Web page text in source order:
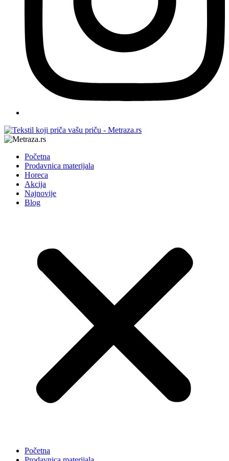
Početna
Prodavnica materijala
Horeca
Akcija
Najnovije
Blog
Početna